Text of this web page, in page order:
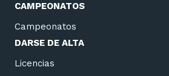
CAMPEONATOS
Campeonatos
DARSE DE ALTA
Licencias